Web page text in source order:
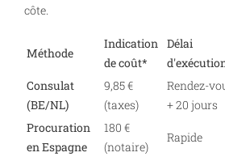
côte.
Méthode
Indication
de coût*
Délai
Consulat
(BE/NL)
9,85 €
(taxes)
Rendez-
+ 20 jours
Procuration
en Espagne
180 €
(notaire)
Rapide